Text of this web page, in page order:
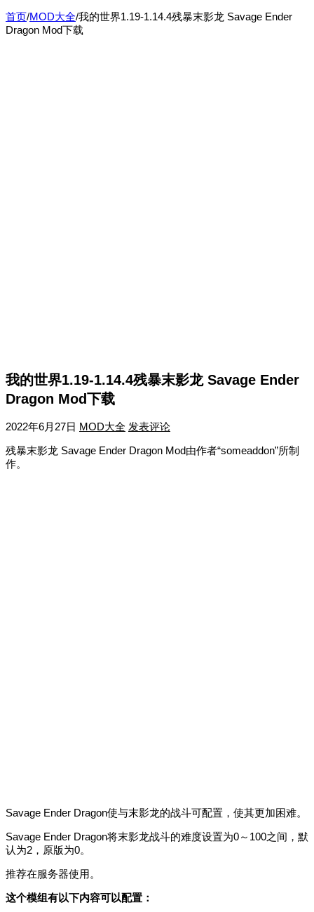
首页/MOD大全/我的世界1.19-1.14.4残暴末影龙 Savage Ender
Dragon Mod下载
我的世界1.19-1.14.4残暴末影龙 Savage Ender
Dragon Mod下载
2022年6月27日 MOD大全 发表评论
残暴末影龙 Savage Ender Dragon Mod由作者“someaddon”所制
作。
Savage Ender Dragon使与末影龙的战斗可配置，使其更加困难。
Savage Ender Dragon将末影龙战斗的难度设置为0～100之间，默
认为2，原版为0。
推荐在服务器使用。
这个模组有以下内容可以配置：